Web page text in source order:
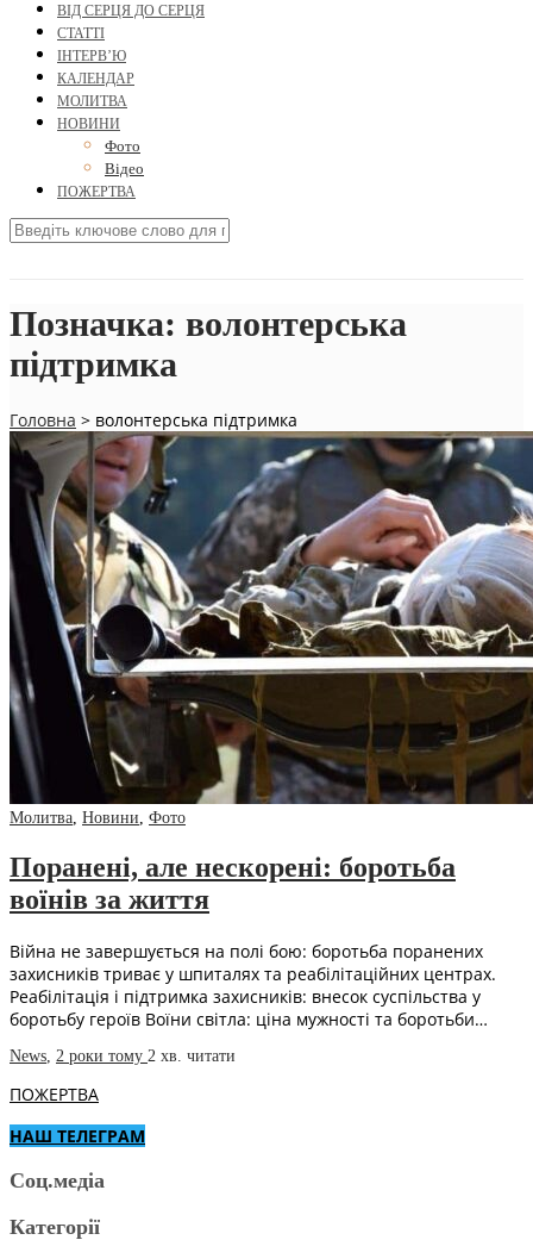
ВІД СЕРЦЯ ДО СЕРЦЯ
СТАТТІ
ІНТЕРВ’Ю
КАЛЕНДАР
МОЛИТВА
НОВИНИ
Фото
Відео
ПОЖЕРТВА
Позначка: волонтерська
підтримка
Головна > волонтерська підтримка
Молитва, Новини, Фото
Поранені, але нескорені: боротьба
воїнів за життя
Війна не завершується на полі бою: боротьба поранених
захисників триває у шпиталях та реабілітаційних центрах.
Реабілітація і підтримка захисників: внесок суспільства у
боротьбу героїв Воїни світла: ціна мужності та боротьби…
News, 2 роки тому 2 хв. читати
ПОЖЕРТВА
НАШ ТЕЛЕГРАМ
Соц.медіа
Категорії